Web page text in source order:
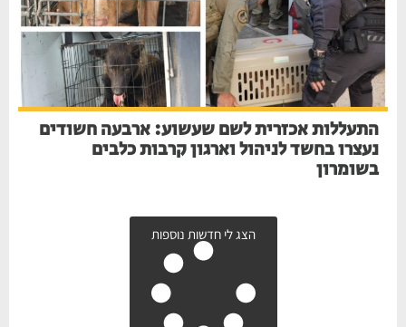
התעללות אכזרית לשם שעשוע: ארבעה חשודים
נעצרו בחשד לניהול וארגון קרבות כלבים
בשומרון
הצג לי חדשות נוספות